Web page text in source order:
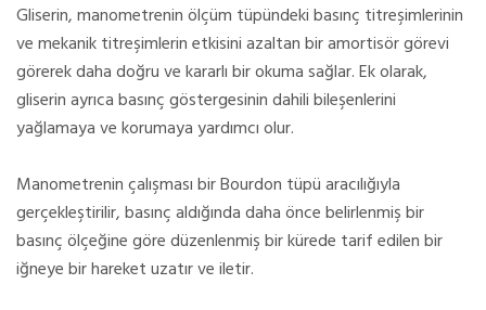
Gliserin, manometrenin ölçüm tüpündeki basınç titreşimlerinin
ve mekanik titreşimlerin etkisini azaltan bir amortisör görevi
görerek daha doğru ve kararlı bir okuma sağlar. Ek olarak,
gliserin ayrıca basınç göstergesinin dahili bileşenlerini
yağlamaya ve korumaya yardımcı olur.
Manometrenin çalışması bir Bourdon tüpü aracılığıyla
gerçekleştirilir, basınç aldığında daha önce belirlenmiş bir
basınç ölçeğine göre düzenlenmiş bir kürede tarif edilen bir
iğneye bir hareket uzatır ve iletir.